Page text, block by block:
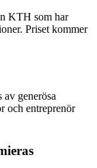
KTH som har
Priset kommer
generösa
och entreprenör